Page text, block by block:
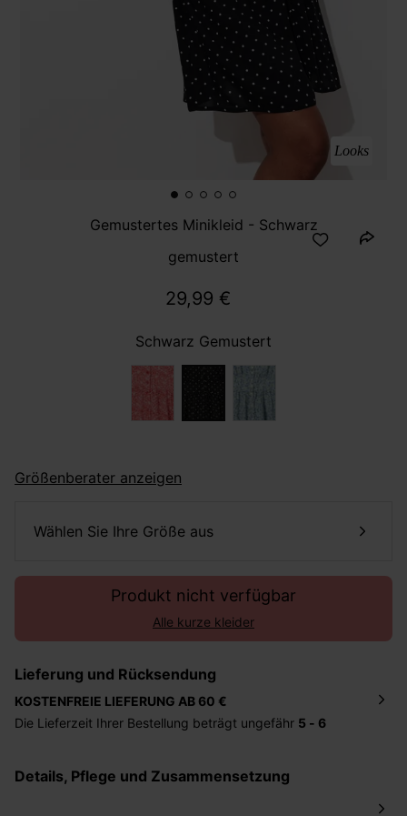
Looks
Gemustertes Minikleid - Schwarz
gemustert
29,99 €
Schwarz Gemustert
Größenberater anzeigen
Wählen Sie Ihre Größe aus
Produkt nicht verfügbar
Alle kurze kleider
Lieferung und Rücksendung
KOSTENFREIE LIEFERUNG AB 60 €
Die Lieferzeit Ihrer Bestellung beträgt ungefähr 5 - 6
betragen 2,95 Euro bei einem Bestellwert von unter 60
Details, Pflege und Zusammensetzung